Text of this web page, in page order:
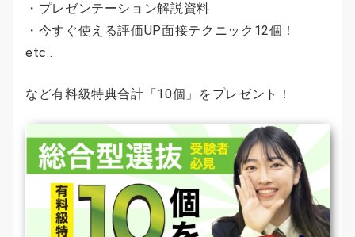
・プレゼンテーション解説資料
・今すぐ使える評価UP面接テクニック12個！
etc..
など有料級特典合計「10個」をプレゼント！